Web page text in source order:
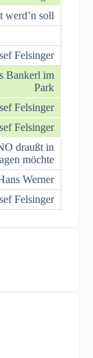
werd’n soll
Felsinger
Bankerl im
Park
Felsinger
Felsinger
draußt in
möchte
Werner
Felsinger